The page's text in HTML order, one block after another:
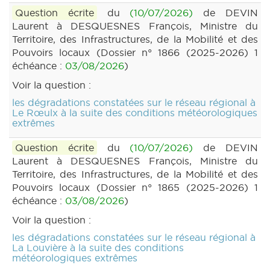
Question écrite du (10/07/2026) de DEVIN
Laurent à DESQUESNES François, Ministre du
Territoire, des Infrastructures, de la Mobilité et des
Pouvoirs locaux (Dossier n° 1866 (2025-2026) 1
échéance : 03/08/2026)
Voir la question :
les dégradations constatées sur le réseau régional à
Le Rœulx à la suite des conditions météorologiques
extrêmes
Question écrite du (10/07/2026) de DEVIN
Laurent à DESQUESNES François, Ministre du
Territoire, des Infrastructures, de la Mobilité et des
Pouvoirs locaux (Dossier n° 1865 (2025-2026) 1
échéance : 03/08/2026)
Voir la question :
les dégradations constatées sur le réseau régional à
La Louvière à la suite des conditions
météorologiques extrêmes